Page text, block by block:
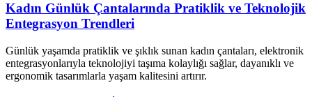
Kadın Günlük Çantalarında Pratiklik ve Teknolojik
Entegrasyon Trendleri
Günlük yaşamda pratiklik ve şıklık sunan kadın çantaları, elektronik
entegrasyonlarıyla teknolojiyi taşıma kolaylığı sağlar, dayanıklı ve
ergonomik tasarımlarla yaşam kalitesini artırır.